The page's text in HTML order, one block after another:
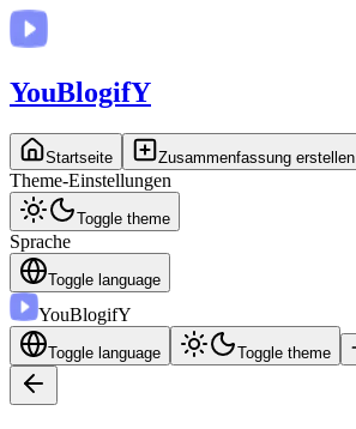
YouBlogifY
Startseite Zusammenfassung erstellen
Theme-Einstellungen
Toggle theme
Sprache
Toggle language
YouBlogifY
Toggle language Toggle theme